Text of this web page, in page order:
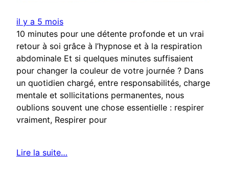
il y a 5 mois
10 minutes pour une détente profonde et un vrai
retour à soi grâce à l’hypnose et à la respiration
abdominale Et si quelques minutes suffisaient
pour changer la couleur de votre journée ? Dans
un quotidien chargé, entre responsabilités, charge
mentale et sollicitations permanentes, nous
oublions souvent une chose essentielle : respirer
vraiment, Respirer pour
Lire la suite…